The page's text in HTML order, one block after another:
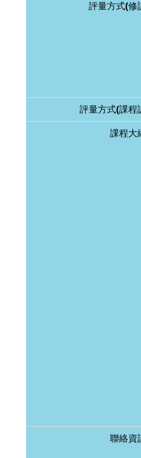
評量方式(修
評量方式(課程
課程大
聯絡資